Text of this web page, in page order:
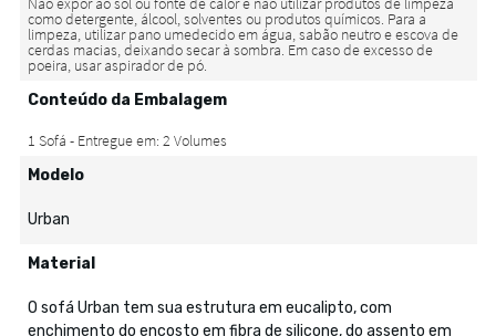
Conteúdo da Embalagem
Modelo
Urban
Material
O sofá Urban tem sua estrutura em eucalipto, com
enchimento do encosto em fibra de silicone, do assento em